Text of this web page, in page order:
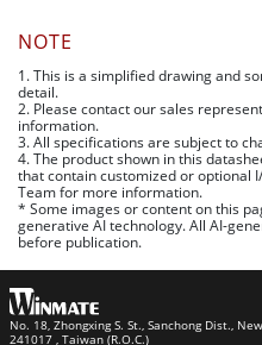
NOTE
1. This is a simplified drawing and
detail.
2. Please contact our sales
information.
3. All specifications are subject to
4. The product shown in this
that contain customized or optional
Team for more information.
* Some images or content on this
generative AI technology. All AI-
before publication.
No. 18, Zhongxing S. St., Sanchong Dist.,
241017 , Taiwan (R.O.C.)